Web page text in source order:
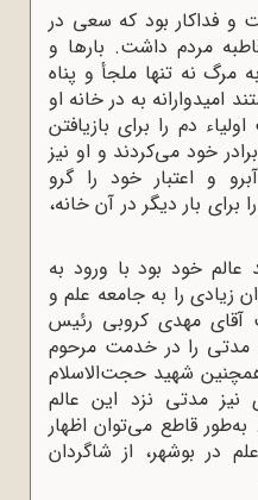
و فداکار بود که سعی در
مردم داشت. بارها و
مرگ نه تنها ملجأ و پناه
امیدوارانه به در خانه او
دم را برای بازیافتن
خود می‌کردند و او نیز
و اعتبار خود را گرو
بار دیگر در آن خانه،
عالم خود بود با ورود به
زیادی را به جامعه علم و
آقای مهدی کروبی رئیس
را در خدمت مرحوم
شهید حجت‌الاسلام
نیز مدتی نزد این عالم
قاطع می‌توان اظهار
در بوشهر، از شاگردان